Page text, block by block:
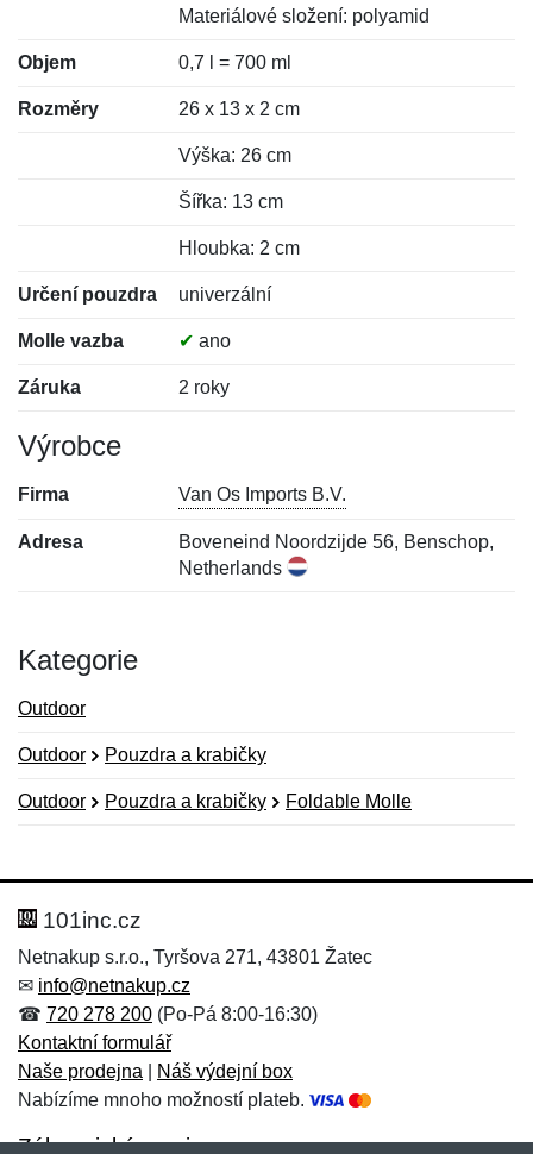
Materiálové složení: polyamid
Objem 0,7 l = 700 ml
Rozměry 26 x 13 x 2 cm
Výška: 26 cm
Šířka: 13 cm
Hloubka: 2 cm
Určení pouzdra univerzální
Molle vazba ✔ ano
Záruka 2 roky
Výrobce
Firma Van Os Imports B.V.
Adresa
Boveneind Noordzijde 56, Benschop,
Netherlands
Kategorie
Outdoor
Outdoor Pouzdra a krabičky
Outdoor Pouzdra a krabičky Foldable Molle
Hodnocení:
Jméno: *
Jméno:
E-mail:*
101inc.cz
Netnakup s.r.o., Tyršova 271, 43801 Žatec
✉ info@netnakup.cz
☎ 720 278 200 (Po-Pá 8:00-16:30)
Kontaktní formulář
Naše prodejna
Náš výdejní box
Nabízíme mnoho možností plateb.
Zákaznický servis